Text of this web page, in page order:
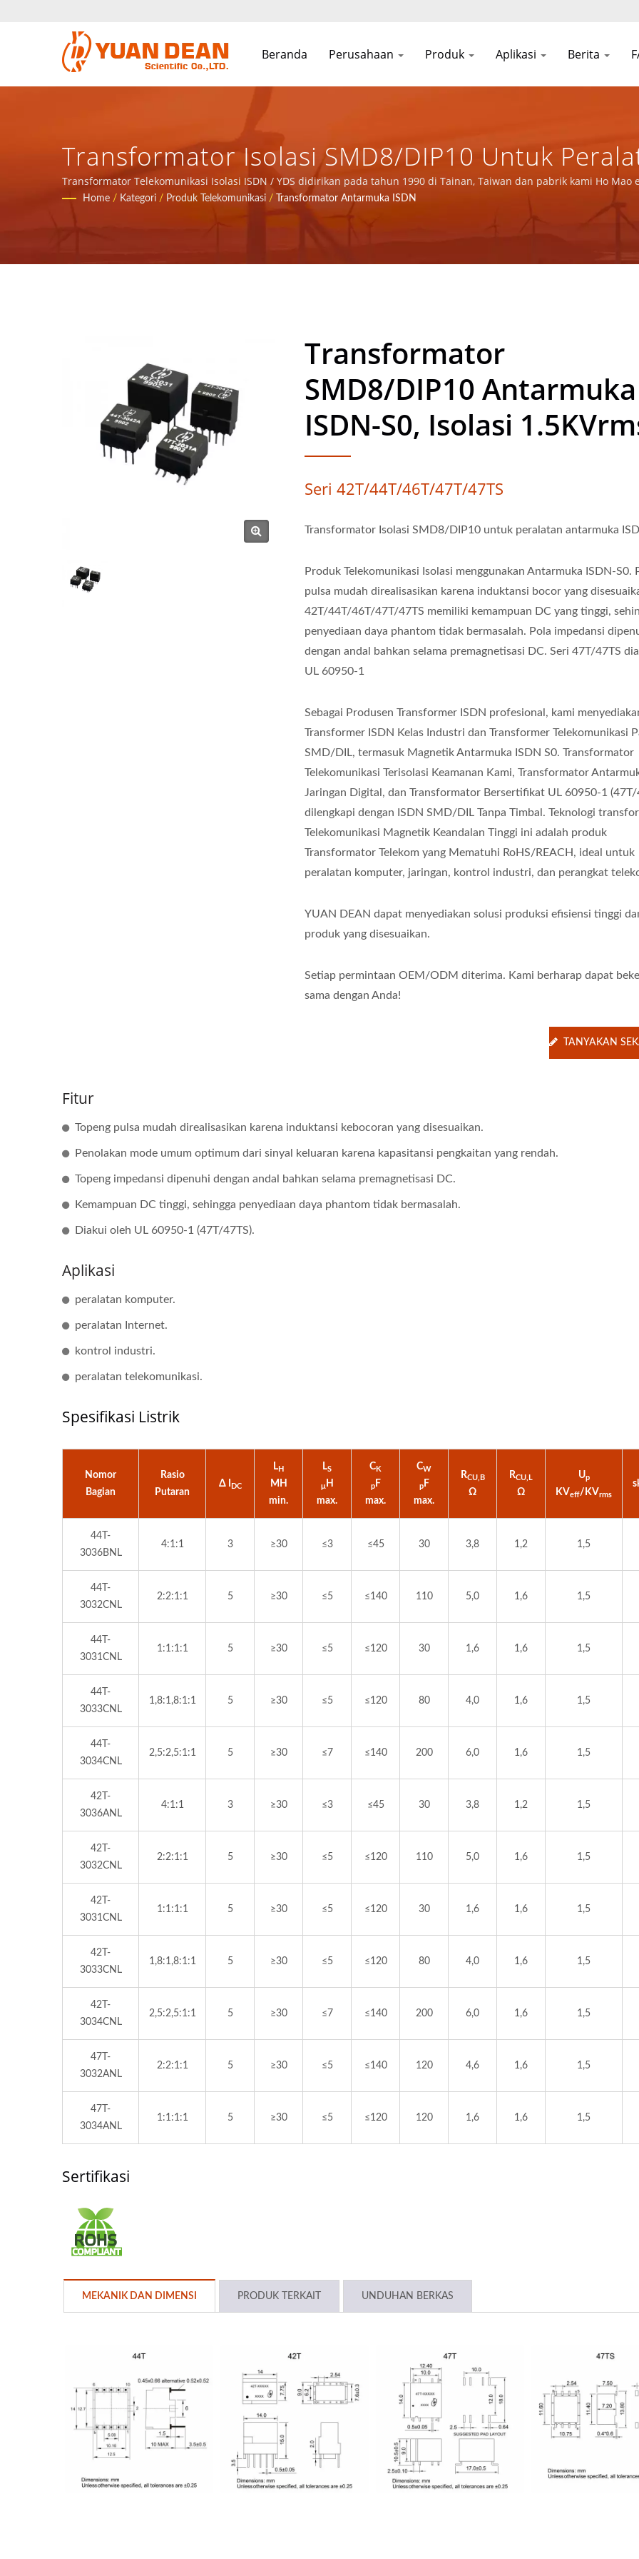
Beranda Perusahaan Produk Aplikasi Berita
Transformator Isolasi SMD8/DIP10 Untuk
S0 / Lebih Dari 32 Tahun Produsen Catu Daya
| YUAN DEAN SCIENTIFIC CO., LTD.
Transformator Telekomunikasi Isolasi ISDN / YDS didirikan pada tahun 1990 di Tainan, Taiwan dan pabrik kami Ho
China. Kami adalah produsen elektronik terkemuka dengan sertifikasi ISO 9001, ISO 14001, dan IATF16949.
Home / Kategori / Produk Telekomunikasi / Transformator Antarmuka ISDN
Transformator
SMD8/DIP10 Antarmuka
ISDN-S0, Isolasi
Seri 42T/44T/46T/47T/47TS
Transformator Isolasi SMD8/DIP10 untuk peralatan antarmuka
Produk Telekomunikasi Isolasi menggunakan Antarmuka ISDN-S0.
pulsa mudah direalisasikan karena induktansi bocor yang
42T/44T/46T/47T/47TS memiliki kemampuan DC yang tinggi,
penyediaan daya phantom tidak bermasalah. Pola impedansi
dengan andal bahkan selama premagnetisasi DC. Seri 47T/47TS
UL 60950-1
Sebagai Produsen Transformer ISDN profesional, kami
Transformer ISDN Kelas Industri dan Transformer Telekomunikasi
SMD/DIL, termasuk Magnetik Antarmuka ISDN S0. Transformator
Telekomunikasi Terisolasi Keamanan Kami, Transformator
Jaringan Digital, dan Transformator Bersertifikat UL 60950-1 (47T/
dilengkapi dengan ISDN SMD/DIL Tanpa Timbal. Teknologi
Telekomunikasi Magnetik Keandalan Tinggi ini adalah produk
Transformator Telekom yang Mematuhi RoHS/REACH, ideal untuk
peralatan komputer, jaringan, kontrol industri, dan perangkat
YUAN DEAN dapat menyediakan solusi produksi efisiensi tinggi
produk yang disesuaikan.
Setiap permintaan OEM/ODM diterima. Kami berharap dapat
sama dengan Anda!
TANYAKAN
Fitur
Topeng pulsa mudah direalisasikan karena induktansi kebocoran yang disesuaikan.
Penolakan mode umum optimum dari sinyal keluaran karena kapasitansi pengkaitan yang rendah.
Topeng impedansi dipenuhi dengan andal bahkan selama premagnetisasi DC.
Kemampuan DC tinggi, sehingga penyediaan daya phantom tidak bermasalah.
Diakui oleh UL 60950-1 (47T/47TS).
Aplikasi
peralatan komputer.
peralatan Internet.
kontrol industri.
peralatan telekomunikasi.
Spesifikasi Listrik
Nomor
Bagian
Rasio
Putaran
Δ I DC
L H
MH
min.
LS
μ H
max.
C K
pF
max.
CW
pF
max.
RCU,B
Ω
RCU,L
Ω
Up
KVeff/KVrms
44T-
3036BNL
4:1:1 3 ≥30 ≤3 ≤45 30 3,8 1,2 1,5
44T-
3032CNL
2:2:1:1 5 ≥30 ≤5 ≤140 110 5,0 1,6 1,5
44T-
3031CNL
1:1:1:1 5 ≥30 ≤5 ≤120 30 1,6 1,6 1,5
44T-
3033CNL
1,8:1,8:1:1 5 ≥30 ≤5 ≤120 80 4,0 1,6 1,5
44T-
3034CNL
2,5:2,5:1:1 5 ≥30 ≤7 ≤140 200 6,0 1,6 1,5
42T-
3036ANL
4:1:1 3 ≥30 ≤3 ≤45 30 3,8 1,2 1,5
42T-
3032CNL
2:2:1:1 5 ≥30 ≤5 ≤120 110 5,0 1,6 1,5
42T-
3031CNL
1:1:1:1 5 ≥30 ≤5 ≤120 30 1,6 1,6 1,5
42T-
3033CNL
1,8:1,8:1:1 5 ≥30 ≤5 ≤120 80 4,0 1,6 1,5
42T-
3034CNL
2,5:2,5:1:1 5 ≥30 ≤7 ≤140 200 6,0 1,6 1,5
47T-
3032ANL
2:2:1:1 5 ≥30 ≤5 ≤140 120 4,6 1,6 1,5
47T-
3034ANL
1:1:1:1 5 ≥30 ≤5 ≤120 120 1,6 1,6 1,5
Sertifikasi
MEKANIK DAN DIMENSI PRODUK TERKAIT UNDUHAN BERKAS
Konverter DC-DC Half-Brick